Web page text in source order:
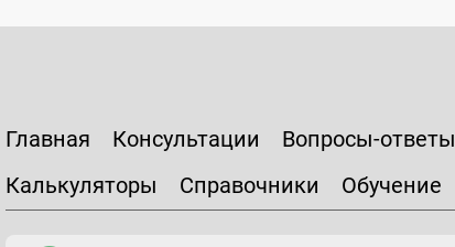
Главная Консультации Вопросы-ответы
Калькуляторы
Справочники Обучение